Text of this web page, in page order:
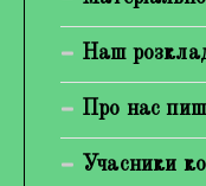
Наш
Про нас
Учасники